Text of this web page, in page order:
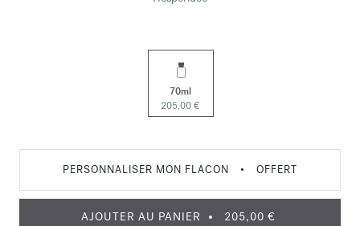
70ml
205,00 €
PERSONNALISER MON FLACON • OFFERT
AJOUTER AU PANIER 205,00 €